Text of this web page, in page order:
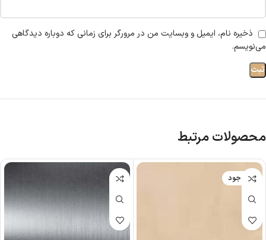
ذخیره نام، ایمیل و وبسایت من در مرورگر برای زمانی که دوباره دیدگاهی
می‌نویسم.
محصولات مرتبط
ناموجود